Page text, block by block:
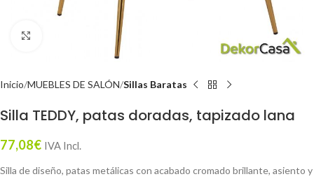
Inicio MUEBLES DE SALÓN Sillas Baratas
Silla TEDDY, patas doradas, tapizado lana
77,08€ IVA Incl.
Silla de diseño, patas metálicas con acabado cromado brillante, asiento y